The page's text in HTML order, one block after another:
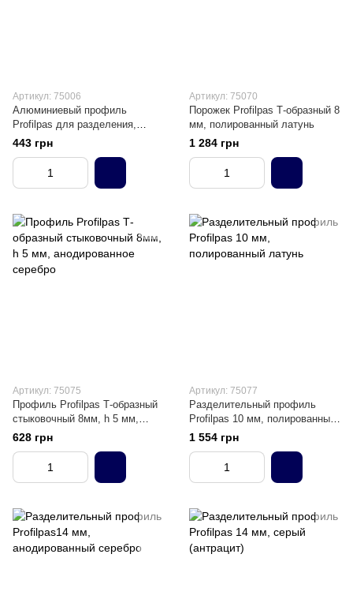
Артикул: 75006
Алюминиевый профиль
Profilpas для разделения,
защиты и декора
одноуровневых полов
443 грн
Артикул: 75070
Порожек Profilpas Т-образный 8
мм, полированный латунь
1 284 грн
Артикул: 75075
Профиль Profilpas Т-образный
стыковочный 8мм, h 5 мм,
анодированное серебро
628 грн
Артикул: 75077
Разделительный профиль
Profilpas 10 мм, полированный
латунь
1 554 грн